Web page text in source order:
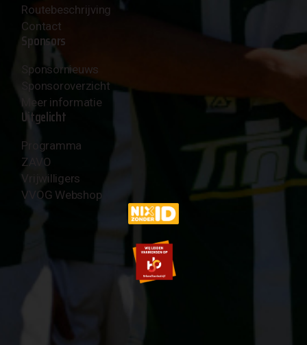
Routebeschrijving
Contact
Sponsors
Sponsornieuws
Sponsoroverzicht
Meer informatie
Uitgelicht
Programma
ZAVO
Vrijwilligers
VVOG Webshop